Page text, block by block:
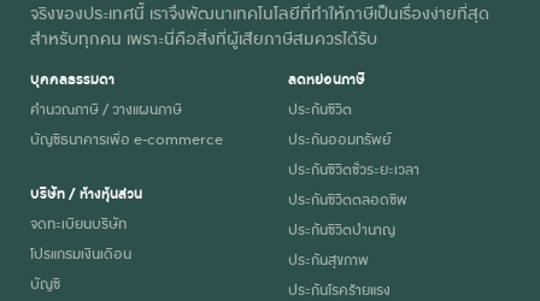
จริงของประเทศนี้ เราจึงพัฒนาเทคโนโลยีที่ทำให้ภาษีเป็นเรื่องง่ายที่สุด
สำหรับทุกคน เพราะนี่คือสิ่งที่ผู้เสียภาษีสมควรได้รับ
บุคคลธรรมดา
คำนวณภาษี / วางแผนภาษี
บัญชีธนาคารเพื่อ e-commerce
บริษัท / ห้างหุ้นส่วน
จดทะเบียนบริษัท
โปรแกรมเงินเดือน
บัญชี
ลดหย่อนภาษี
ประกันชีวิต
ประกันออมทรัพย์
ประกันชีวิตชั่วระยะเวลา
ประกันชีวิตตลอดชีพ
ประกันชีวิตบำนาญ
ประกันสุขภาพ
ประกันโรคร้ายแรง